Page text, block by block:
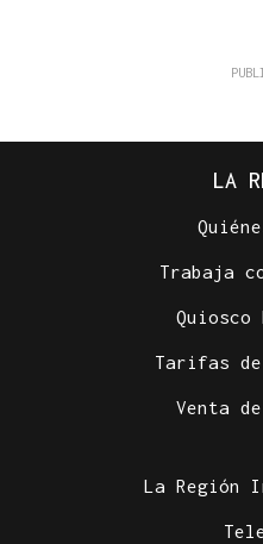
LA
Trabaja
Quiosco
Tarifas
Venta
La Región